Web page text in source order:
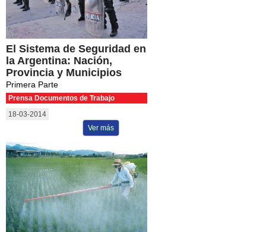
El Sistema de Seguridad en
la Argentina: Nación,
Provincia y Municipios
Primera Parte
Prensa Documentos de Trabajo
18-03-2014
Ver más